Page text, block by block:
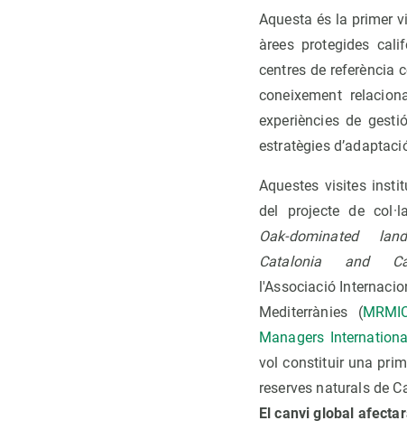
Aquesta és la primer
àrees protegides
centres de referència
coneixement
experiències de
estratègies
Aquestes visites
del projecte de
Oak-dominated
Catalonia and
l'Associació
Mediterrànies (
Managers
vol constituir una
reserves naturals de
El canvi global